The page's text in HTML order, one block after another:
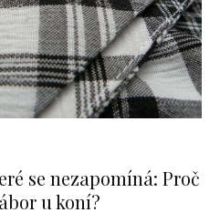
se nezapomíná: Proč
u koní?